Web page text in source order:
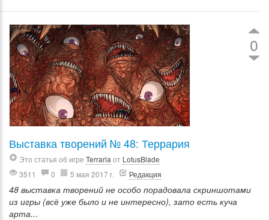
0
Выставка творений № 48: Террария
Это статья об игре Terraria от LotusBlade
3511
0 5 мая 2017 г. Редакция
48 выставка творений не особо порадовала скриншотами
из игры (всё уже было и не интересно), зато есть куча
арта...